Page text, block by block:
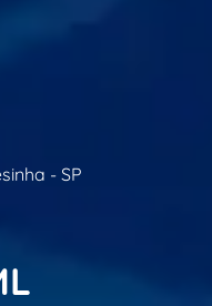
- SP